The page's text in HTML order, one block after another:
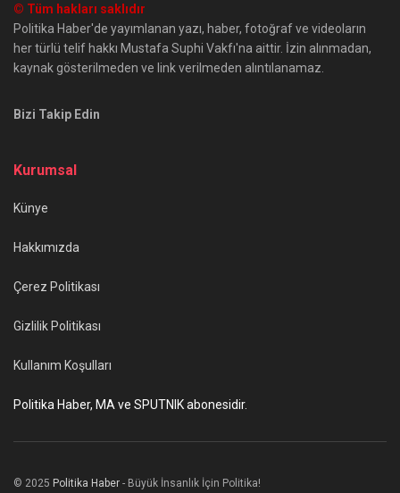
© Tüm hakları saklıdır
Politika Haber'de yayımlanan yazı, haber, fotoğraf ve videoların
her türlü telif hakkı Mustafa Suphi Vakfı'na aittir. İzin alınmadan,
kaynak gösterilmeden ve link verilmeden alıntılanamaz.
Bizi Takip Edin
Kurumsal
Künye
Hakkımızda
Çerez Politikası
Gizlilik Politikası
Kullanım Koşulları
Politika Haber, MA ve SPUTNIK abonesidir.
© 2025 Politika Haber - Büyük İnsanlık İçin Politika!